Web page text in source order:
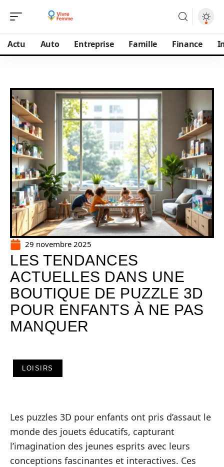
Actu Auto Entreprise Famille Finance
29 novembre 2025
LES TENDANCES
ACTUELLES DANS UNE
BOUTIQUE DE PUZZLE 3D
POUR ENFANTS À NE PAS
MANQUER
LOISIRS
Les puzzles 3D pour enfants ont pris d’assaut le
monde des jouets éducatifs, capturant
l’imagination des jeunes esprits avec leurs
conceptions fascinantes et interactives. Ces